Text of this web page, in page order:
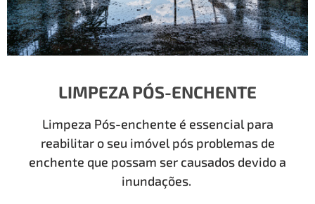
LIMPEZA PÓS-ENCHENTE
Limpeza Pós-enchente é essencial para
reabilitar o seu imóvel pós problemas de
enchente que possam ser causados devido a
inundações.